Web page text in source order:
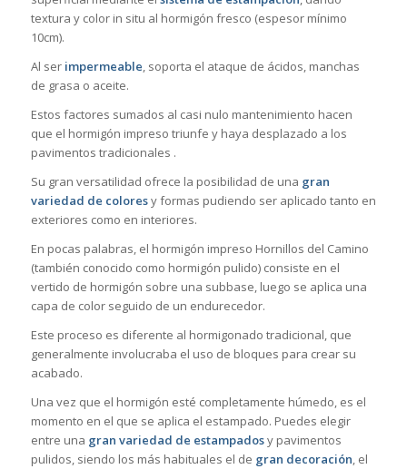
textura y color in situ al hormigón fresco (espesor mínimo
10cm).
Al ser impermeable, soporta el ataque de ácidos, manchas
de grasa o aceite.
Estos factores sumados al casi nulo mantenimiento hacen
que el hormigón impreso triunfe y haya desplazado a los
pavimentos tradicionales .
Su gran versatilidad ofrece la posibilidad de una gran
variedad de coloresy formas pudiendo ser aplicado tanto en
exteriores como en interiores.
En pocas palabras, el hormigón impreso Hornillos del Camino
(también conocido como hormigón pulido) consiste en el
vertido de hormigón sobre una subbase, luego se aplica una
capa de color seguido de un endurecedor.
Este proceso es diferente al hormigonado tradicional, que
generalmente involucraba el uso de bloques para crear su
acabado.
Una vez que el hormigón esté completamente húmedo, es el
momento en el que se aplica el estampado. Puedes elegir
entre una gran variedad de estampadosy pavimentos
pulidos, siendo los más habituales el de gran decoración, el